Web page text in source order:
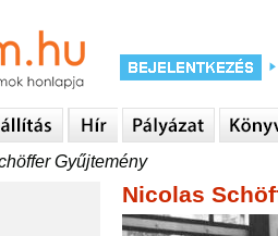
Gyűjtemény
Nicolas